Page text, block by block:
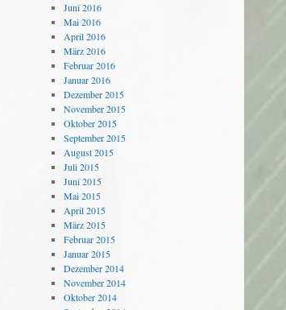
Juni 2016
Mai 2016
April 2016
März 2016
Februar 2016
Januar 2016
Dezember 2015
November 2015
Oktober 2015
September 2015
August 2015
Juli 2015
Juni 2015
Mai 2015
April 2015
März 2015
Februar 2015
Januar 2015
Dezember 2014
November 2014
Oktober 2014